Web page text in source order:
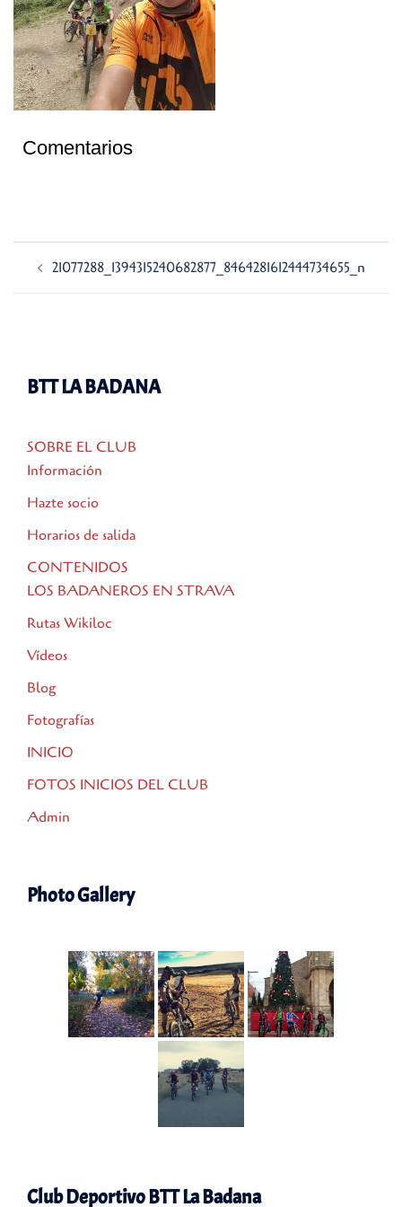
Comentarios
21077288_1394315240682877_8464281612444734655_n
BTT LA BADANA
SOBRE EL CLUB
Información
Hazte socio
Horarios de salida
CONTENIDOS
LOS BADANEROS EN STRAVA
Rutas Wikiloc
Vídeos
Blog
Fotografías
INICIO
FOTOS INICIOS DEL CLUB
Admin
Photo Gallery
Club Deportivo BTT La Badana